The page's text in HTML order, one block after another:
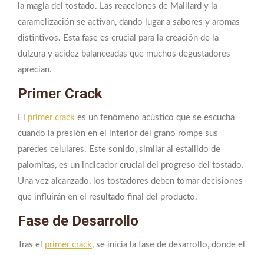
la magia del tostado. Las reacciones de Maillard y la
caramelización se activan, dando lugar a sabores y aromas
distintivos. Esta fase es crucial para la creación de la
dulzura y acidez balanceadas que muchos degustadores
aprecian.
Primer Crack
El primer crack es un fenómeno acústico que se escucha
cuando la presión en el interior del grano rompe sus
paredes celulares. Este sonido, similar al estallido de
palomitas, es un indicador crucial del progreso del tostado.
Una vez alcanzado, los tostadores deben tomar decisiones
que influirán en el resultado final del producto.
Fase de Desarrollo
Tras el primer crack, se inicia la fase de desarrollo, donde el